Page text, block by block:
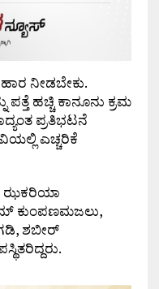
ನೀಡಬೇಕು.
ಹಚ್ಚಿ ಕಾನೂನು ಕ್ರಮ
ಪ್ರತಿಭಟನೆ
ಎಚ್ಚರಿಕೆ
ಝಕರಿಯಾ
ಕುಂಪಣಮಜಲು,
ಶಬೀರ್